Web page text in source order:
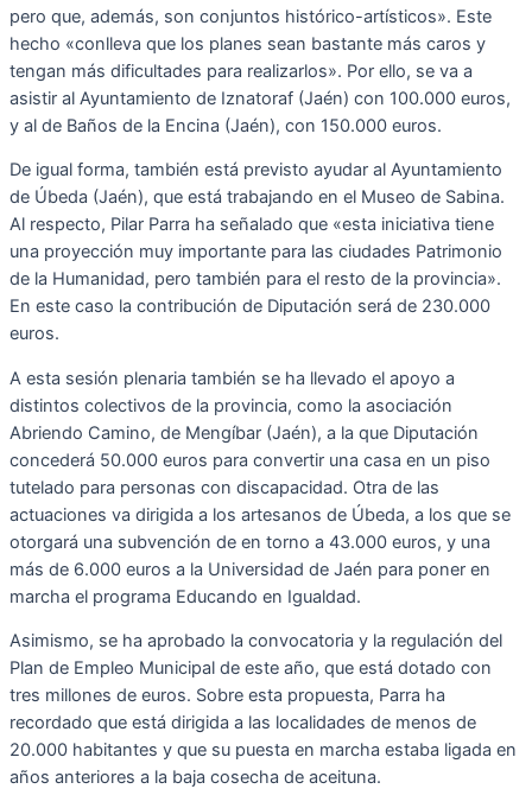
pero que, además, son conjuntos histórico-artísticos». Este
hecho «conlleva que los planes sean bastante más caros y
tengan más dificultades para realizarlos». Por ello, se va a
asistir al Ayuntamiento de Iznatoraf (Jaén) con 100.000 euros,
y al de Baños de la Encina (Jaén), con 150.000 euros.
De igual forma, también está previsto ayudar al Ayuntamiento
de Úbeda (Jaén), que está trabajando en el Museo de Sabina.
Al respecto, Pilar Parra ha señalado que «esta iniciativa tiene
una proyección muy importante para las ciudades Patrimonio
de la Humanidad, pero también para el resto de la provincia».
En este caso la contribución de Diputación será de 230.000
euros.
A esta sesión plenaria también se ha llevado el apoyo a
distintos colectivos de la provincia, como la asociación
Abriendo Camino, de Mengíbar (Jaén), a la que Diputación
concederá 50.000 euros para convertir una casa en un piso
tutelado para personas con discapacidad. Otra de las
actuaciones va dirigida a los artesanos de Úbeda, a los que se
otorgará una subvención de en torno a 43.000 euros, y una
más de 6.000 euros a la Universidad de Jaén para poner en
marcha el programa Educando en Igualdad.
Asimismo, se ha aprobado la convocatoria y la regulación del
Plan de Empleo Municipal de este año, que está dotado con
tres millones de euros. Sobre esta propuesta, Parra ha
recordado que está dirigida a las localidades de menos de
20.000 habitantes y que su puesta en marcha estaba ligada en
años anteriores a la baja cosecha de aceituna.